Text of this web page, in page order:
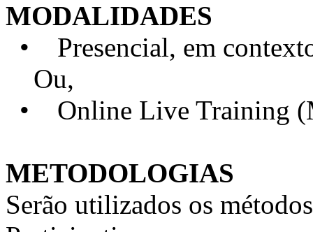
MODALIDADES
• Presencial, em
Ou,
• Online Live Training
METODOLOGIAS
Serão utilizados os